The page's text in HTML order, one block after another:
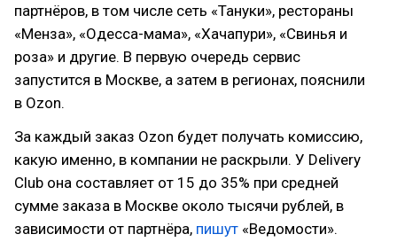
партнёров, в том числе сеть «Тануки», рестораны
«Менза», «Одесса-мама», «Хачапури», «Свинья и
роза» и другие. В первую очередь сервис
запустится в Москве, а затем в регионах, пояснили
в Ozon.
За каждый заказ Ozon будет получать комиссию,
какую именно, в компании не раскрыли. У Delivery
Club она составляет от 15 до 35% при средней
сумме заказа в Москве около тысячи рублей, в
зависимости от партнёра, пишут «Ведомости».